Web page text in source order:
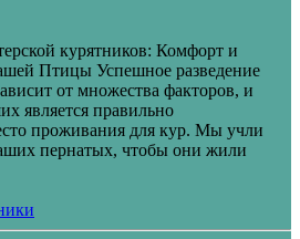
курятников: Комфорт и
Птицы Успешное разведение
от множества факторов, и
является правильно
проживания для кур. Мы учли
пернатых, чтобы они жили